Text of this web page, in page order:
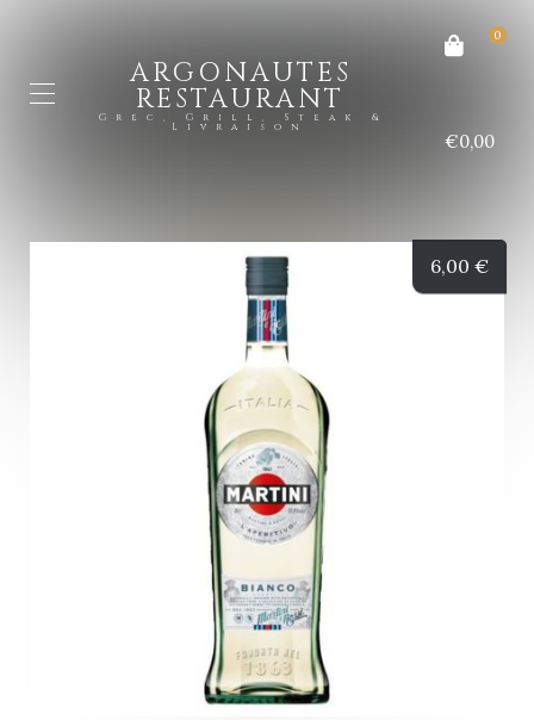
ARGONAUTES
RESTAURANT
Grec, Grill, Steak &
Livraison
0
€0,00
6,00 €